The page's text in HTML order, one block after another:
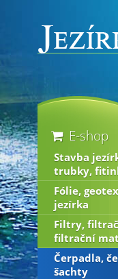
E-shop
Stavba
trubky,
Fólie,
jezírka
Filtry,
filtrační
Čerpadla,
šachty